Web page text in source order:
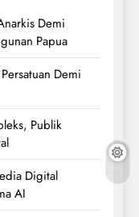
Demi
Papua
Demi
Publik
Digital
AI